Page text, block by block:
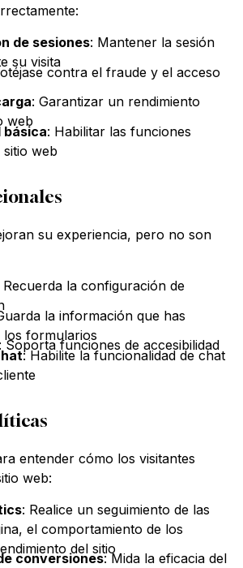
de sesiones: Mantener la sesión
su visita
contra el fraude y el acceso
: Garantizar un rendimiento
web
básica: Habilitar las funciones
web
su experiencia, pero no son
Recuerda la configuración de
la información que has
formularios
Soporta funciones de accesibilidad
: Habilite la funcionalidad de chat
entender cómo los visitantes
web:
: Realice un seguimiento de las
el comportamiento de los
del sitio
conversiones: Mida la eficacia del